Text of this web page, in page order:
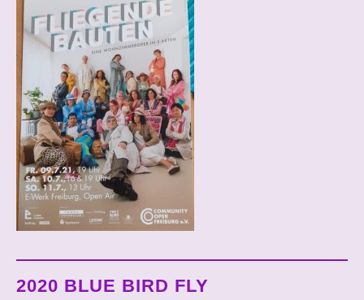
2020 BLUE BIRD FLY